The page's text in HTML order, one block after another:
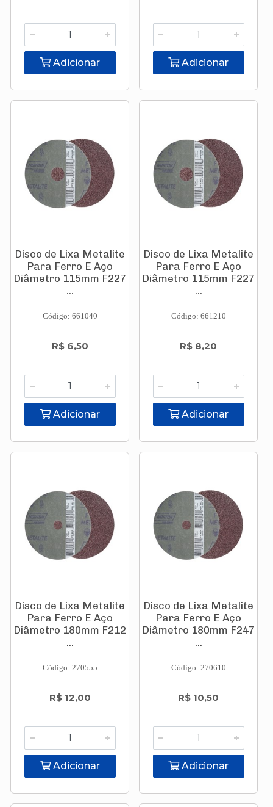
Adicionar Adicionar
Disco de Lixa Metalite
Para Ferro E Aço
Diâmetro 115mm F227
...
Código: 661040
R$ 6,50
Adicionar
Disco de Lixa Metalite
Para Ferro E Aço
Diâmetro 115mm F227
...
Código: 661210
R$ 8,20
Adicionar
Disco de Lixa Metalite
Para Ferro E Aço
Diâmetro 180mm F212
...
Código: 270555
R$ 12,00
Adicionar
Disco de Lixa Metalite
Para Ferro E Aço
Diâmetro 180mm F247
...
Código: 270610
R$ 10,50
Adicionar